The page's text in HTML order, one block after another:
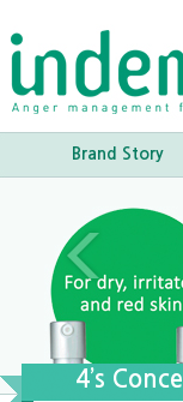
Brand Story
4’s